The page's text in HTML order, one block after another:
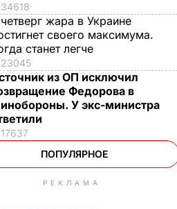
34618
жара в Украине
своего максимума.
станет легче
23045
из ОП исключил
Федорова в
У экс-министра
17637
ПОПУЛЯРНОЕ
РЕКЛАМА